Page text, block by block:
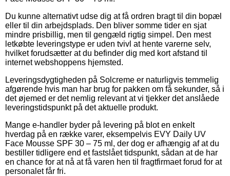
Du kunne alternativt udse dig at få ordren bragt til din bopæl
eller til din arbejdsplads. Den bliver somme tider en sjat
mindre prisbillig, men til gengæld rigtig simpel. Den mest
letkøbte leveringstype er uden tvivl at hente varerne selv,
hvilket forudsætter at du befinder dig med kort afstand til
internet webshoppens hjemsted.
Leveringsdygtigheden på Solcreme er naturligvis temmelig
afgørende hvis man har brug for pakken om få sekunder, så i
det øjemed er det nemlig relevant at vi tjekker det anslåede
leveringstidspunkt på det aktuelle produkt.
Mange e-handler byder på levering på blot en enkelt
hverdag på en række varer, eksempelvis EVY Daily UV
Face Mousse SPF 30 – 75 ml, der dog er afhængig af at du
bestiller tidligere end et fastslået tidspunkt, sådan at de har
en chance for at nå at få varen hen til fragtfirmaet forud for at
personalet får fri.